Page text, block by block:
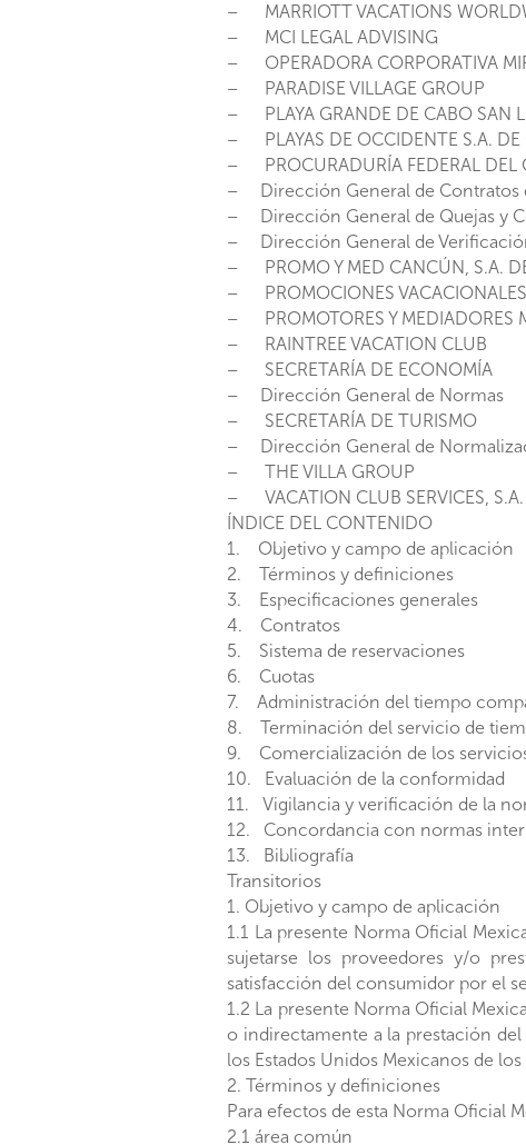
– MARRIOTT VACATIONS
– MCI LEGAL ADVISING
– OPERADORA CORPORATIVA
– PARADISE VILLAGE GROUP
– PLAYA GRANDE DE CABO SAN
– PLAYAS DE OCCIDENTE S.A. DE
– PROCURADURÍA FEDERAL DEL
– Dirección General de Contratos
– Dirección General de Quejas y
– Dirección General de
– PROMO Y MED CANCÚN, S.A.
– PROMOCIONES
– PROMOTORES Y MEDIADORES
– RAINTREE VACATION CLUB
– SECRETARÍA DE ECONOMÍA
– Dirección General de Normas
– SECRETARÍA DE TURISMO
– Dirección General de
– THE VILLA GROUP
– VACATION CLUB SERVICES, S.A.
ÍNDICE DEL CONTENIDO
1. Objetivo y campo de aplicación
2. Términos y definiciones
3. Especificaciones generales
4. Contratos
5. Sistema de reservaciones
6. Cuotas
7. Administración del tiempo
8. Terminación del servicio de
9. Comercialización de los
10. Evaluación de la conformidad
11. Vigilancia y verificación de la
12. Concordancia con normas
13. Bibliografía
Transitorios
1. Objetivo y campo de aplicación
1.1 La presente Norma Oficial
sujetarse los proveedores y/o
satisfacción del consumidor por el
1.2 La presente Norma Oficial
o indirectamente a la prestación
los Estados Unidos Mexicanos de
2. Términos y definiciones
Para efectos de esta Norma Oficial
2.1 área común